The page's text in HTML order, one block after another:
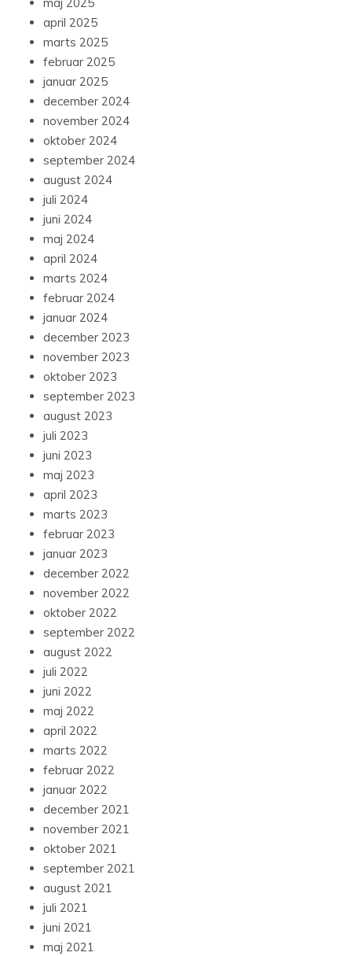
april 2025
marts 2025
februar 2025
januar 2025
december 2024
november 2024
oktober 2024
september 2024
august 2024
juli 2024
juni 2024
maj 2024
april 2024
marts 2024
februar 2024
januar 2024
december 2023
november 2023
oktober 2023
september 2023
august 2023
juli 2023
juni 2023
maj 2023
april 2023
marts 2023
februar 2023
januar 2023
december 2022
november 2022
oktober 2022
september 2022
august 2022
juli 2022
juni 2022
maj 2022
april 2022
marts 2022
februar 2022
januar 2022
december 2021
november 2021
oktober 2021
september 2021
august 2021
juli 2021
juni 2021
maj 2021